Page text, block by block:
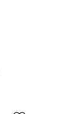
погодних умов;
виключно за